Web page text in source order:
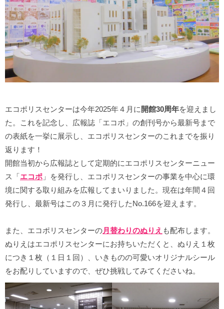
エコポリスセンターは今年2025年４月に 開館30周年を迎えまし
た。これを記念し、広報誌「エコポ」の創刊号から最新号まで
の表紙を一挙に展示し、エコポリスセンターのこれまでを振り
返ります！
開館当初から広報誌として定期的にエコポリスセンターニュー
ス「エコポ 」を発行し、エコポリスセンターの事業を中心に環
境に関する取り組みを広報してまいりました。現在は年間４回
発行し、最新号はこの３月に発行したNo.166を迎えます。
また、エコポリスセンターの月替わりのぬりえ も配布します。
ぬりえはエコポリスセンターにお持ちいただくと、ぬりえ１枚
につき１枚（１日１回）、いきものの可愛いオリジナルシール
をお配りしていますので、ぜひ挑戦してみてくださいね。